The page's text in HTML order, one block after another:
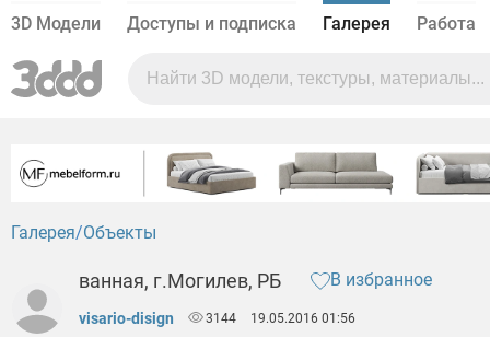
3D Модели Доступы и подписка Галерея Работа
Галерея Объекты
ванная, г.Могилев, РБ В избранное
visario-disign 3144
19.05.2016 01:56